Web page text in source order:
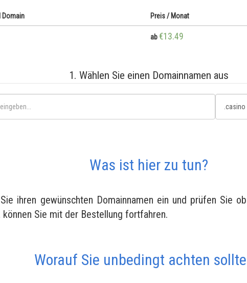
Domain Preis / Monat
ab€13.49
1. Wählen Sie einen Domainnamen aus
Was ist hier zu tun?
ihren gewünschten Domainnamen ein und prüfen Sie
können Sie mit der Bestellung fortfahren.
Worauf Sie unbedingt achten